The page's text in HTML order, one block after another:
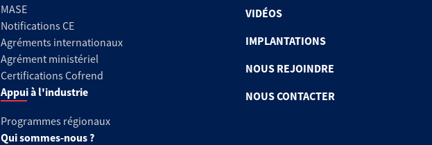
MASE
Notifications CE
Agréments internationaux
Agrément ministériel
Certifications Cofrend
Appui à l'industrie
Programmes régionaux
Qui sommes-nous ?
VIDÉOS
IMPLANTATIONS
NOUS REJOINDRE
NOUS CONTACTER